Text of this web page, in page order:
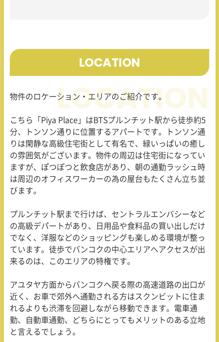
LOCATION
物件のロケーション・エリアのご紹介です。
こちら「Piya Place」は BTSプルンチット駅から徒歩約5
分、トンソン通りに位置するアパートです。トンソン通
りは閑静な高級住宅街として有名で、緑いっぱいの癒し
の雰囲気がございます。物件の周辺は住宅街になってい
ますが、ぽつぽつと飲食店があり、朝の通勤ラッシュ時
は周辺のオフィスワーカーの為の屋台もたくさん立ち並
びます。
プルンチット駅まで行けば、セントラルエンバシーなど
の高級デパートがあり、日用品や食料品の買い出しだけ
でなく、洋服などのショッピングも楽しめる環境が整っ
ています。徒歩でバンコクの中心エリアへアクセスが出
来るのは、このエリアの特権です。
アユタヤ方面からバンコクへ戻る際の高速道路の出口が
近く、お車で郊外へ通勤される方はスクンビットに住ま
れるよりも渋滞を回避しながら移動できます。電車通
勤、自動車通勤、どちらにとってもメリットのある立地
と言えるでしょう。